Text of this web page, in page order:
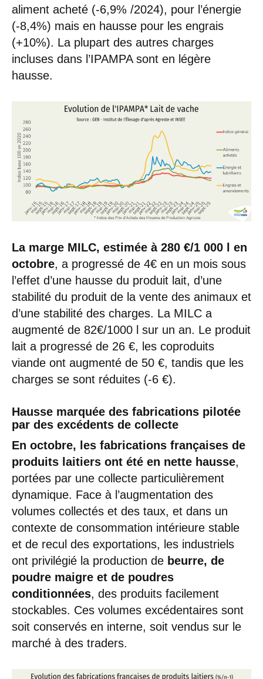
aliment acheté (-6,9% /2024), pour l’énergie
(-8,4%) mais en hausse pour les engrais
(+10%). La plupart des autres charges
incluses dans l’IPAMPA sont en légère
hausse.
La marge MILC, estimée à 280 €/1 000
l en
octobre, a progressé de 4€ en un mois sous
l’effet d’une hausse du produit lait, d’une
stabilité du produit de la vente des animaux et
d’une stabilité des charges. La MILC a
augmenté de 82€/1000 l sur un an. Le produit
lait a progressé de 26 €, les coproduits
viande ont augmenté de 50 €, tandis que les
charges se sont réduites (-6 €).
Hausse marquée des fabrications pilotée
par des excédents de collecte
En octobre, les fabrications françaises de
produits laitiers ont été en nette hausse,
portées par une collecte particulièrement
dynamique. Face à l’augmentation des
volumes collectés et des taux, et dans un
contexte de consommation intérieure stable
et de recul des exportations, les industriels
ont privilégié la production de beurre, de
poudre maigre et de poudres
conditionnées, des produits facilement
stockables. Ces volumes excédentaires sont
soit conservés en interne, soit vendus sur le
marché à des traders.